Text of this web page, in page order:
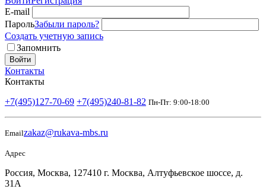
E-mail
ПарольЗабыли пароль?
Создать учетную запись
Запомнить
Войти
Контакты
Контакты
+7(495)127-70-69 +7(495)240-81-82 Пн-Пт: 9:00-18:00
Emailzakaz@rukava-mbs.ru
Адрес
Россия, Москва, 127410 г. Москва, Алтуфьевское шоссе, д.
31А